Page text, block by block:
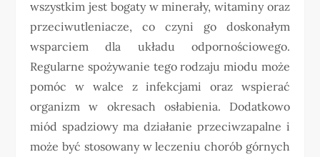
wszystkim jest bogaty w minerały, witaminy oraz
przeciwutleniacze, co czyni go doskonałym
wsparciem dla układu odpornościowego.
Regularne spożywanie tego rodzaju miodu może
pomóc w walce z infekcjami oraz wspierać
organizm w okresach osłabienia. Dodatkowo
miód spadziowy ma działanie przeciwzapalne i
może być stosowany w leczeniu chorób górnych